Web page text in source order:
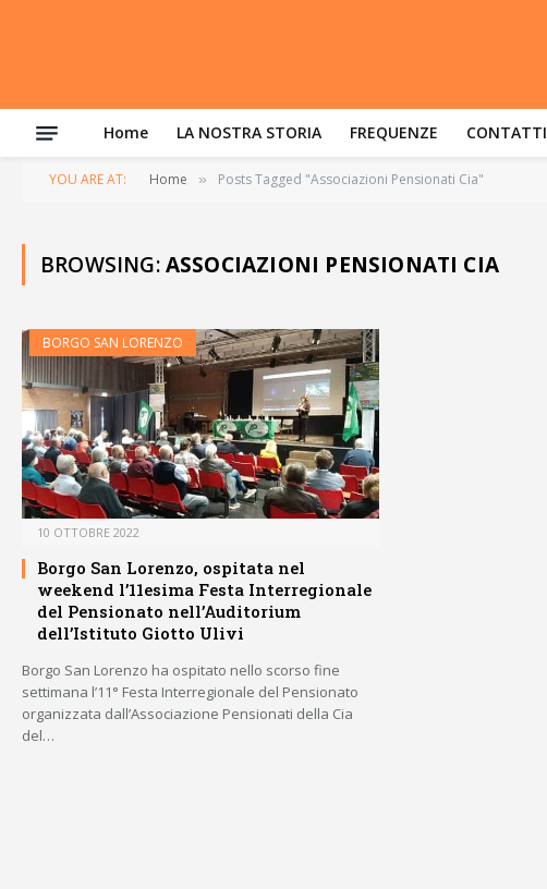
Home LA NOSTRA STORIA FREQUENZE CONTATTI
YOU ARE AT: Home » Posts Tagged "Associazioni Pensionati Cia"
BROWSING:ASSOCIAZIONI PENSIONATI CIA
BORGO SAN LORENZO
10 OTTOBRE 2022
Borgo San Lorenzo, ospitata nel
weekend l’11esima Festa Interregionale
del Pensionato nell’Auditorium
dell’Istituto Giotto Ulivi
Borgo San Lorenzo ha ospitato nello scorso fine
settimana l’11° Festa Interregionale del Pensionato
organizzata dall’Associazione Pensionati della Cia
del…